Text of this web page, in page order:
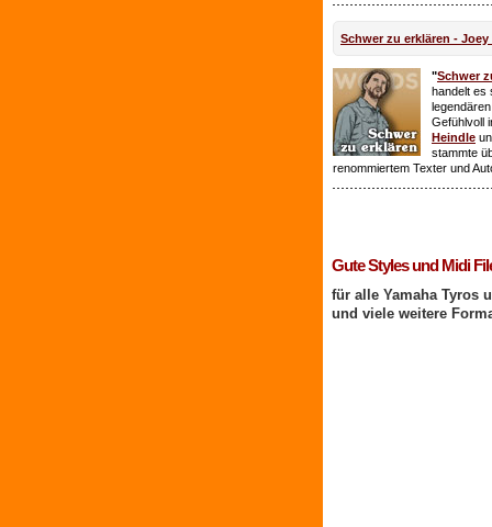
Schwer zu erklären - Joey
"Schwer
handelt es
Gefühlvoll
Heindle
stammte
renommiertem Texter und
Gute Styles und Midi
für alle Yamaha Tyros
und viele weitere